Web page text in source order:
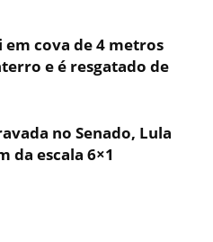
em cova de 4 metros
e é resgatado de
no Senado, Lula
da escala 6×1